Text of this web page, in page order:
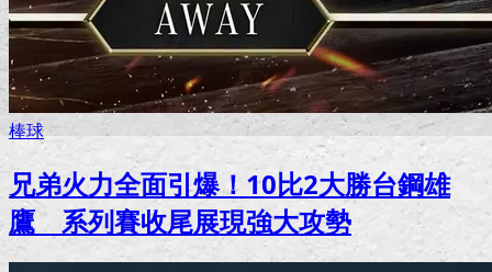
棒球
兄弟火力全面引爆！10比2大勝台鋼雄
鷹 系列賽收尾展現強大攻勢